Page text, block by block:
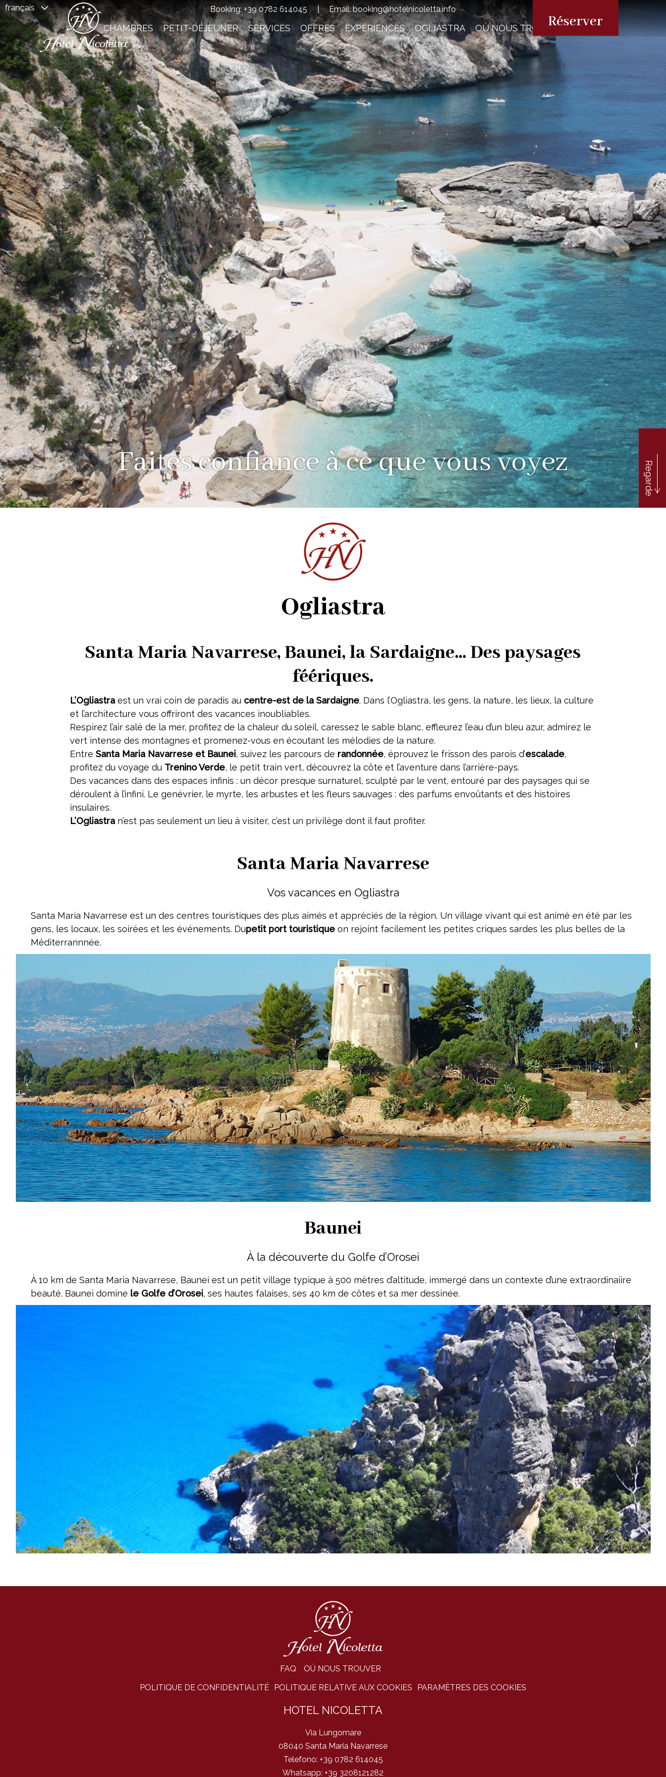
français Booking: +39 0782 614045 | Email:booking@hotelnicoletta.info
CHAMBRES PETIT-DÉJEUNER SERVICES OFFRES EXPÉRIENCES OGLIASTRA OÙ NOUS TROUVERRéserver
Verifica Disponibilità
Du: Au: Adultes:
Vérifier la Disponibilité
Demander informations
Faites confiance à ce que vous voyez Regarde
Ogliastra
Santa Maria Navarrese, Baunei, la Sardaigne… Des paysages
féériques.
L’Ogliastraest un vrai coin de paradis au centre-est de la Sardaigne. Dans l’Ogliastra, les gens, la nature, les lieux, la culture
et l’architecture vous offriront des vacances inoubliables.
Respirez l’air salé de la mer, profitez de la chaleur du soleil, caressez le sable blanc, effleurez l’eau d’un bleu azur, admirez le
vert intense des montagnes et promenez-vous en écoutant les mélodies de la nature.
Entre Santa Maria Navarrese et Baunei, suivez les parcours de randonnée, éprouvez le frisson des parois d’escalade,
profitez du voyage du Trenino Verde, le petit train vert, découvrez la côte et l’aventure dans l’arrière-pays.
Des vacances dans des espaces infinis : un décor presque surnaturel, sculpté par le vent, entouré par des paysages qui se
déroulent à l’infini. Le genévrier, le myrte, les arbustes et les fleurs sauvages : des parfums envoûtants et des histoires
insulaires.
L’Ogliastran’est pas seulement un lieu à visiter, c’est un privilège dont il faut profiter.
Santa Maria Navarrese
Vos vacances en Ogliastra
Santa Maria Navarrese est un des centres touristiques des plus aimés et appréciés de la région. Un village vivant qui est animé en été par les
gens, les locaux, les soirées et les événements. Dupetit port touristique on rejoint facilement les petites criques sardes les plus belles de la
Méditerrannnée.
Baunei
À la découverte du Golfe d’Orosei
À 10 km de Santa Maria Navarrese, Baunei est un petit village typique à 500 mètres d’altitude, immergé dans un contexte d’une extraordinaiire
beauté. Baunei domine le Golfe d’Orosei, ses hautes falaises, ses 40 km de côtes et sa mer dessinée.
FAQ
OÙ NOUS TROUVER
POLITIQUE DE CONFIDENTIALITÉ
POLITIQUE RELATIVE AUX COOKIES PARAMÈTRES DES COOKIES
HOTEL NICOLETTA
Via Lungomare
08040 Santa Maria Navarrese
Telefono: +39 0782 614045
Whatsapp: +39 3208121282